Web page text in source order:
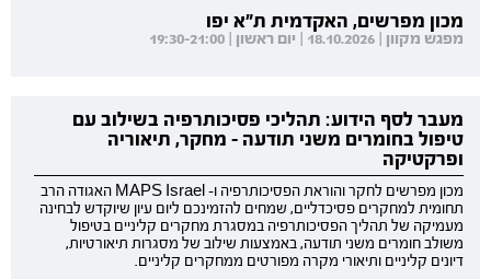
מכון מפרשים, האקדמית ת"א יפו
מפגש מקוון | 18.10.2026 | יום ראשון | 19:30-21:00
מעבר לסף הידוע: תהליכי פסיכותרפיה בשילוב עם
טיפול בחומרים משני תודעה - מחקר, תיאוריה
ופרקטיקה
מכון מפרשים לחקר והוראת הפסיכותרפיה ו- MAPS Israel האגודה הרב
תחומית למחקרים פסיכדליים, שמחים להזמינכם ליום עיון שיוקדש לבחינה
מעמיקה של תהליך הפסיכותרפיה במסגרת מחקרים קליניים בטיפול
משולב חומרים משני תודעה, באמצעות שילוב של מסגרות תיאורטיות,
דיונים קליניים ותיאורי מקרה מפורטים ממחקרים קליניים.